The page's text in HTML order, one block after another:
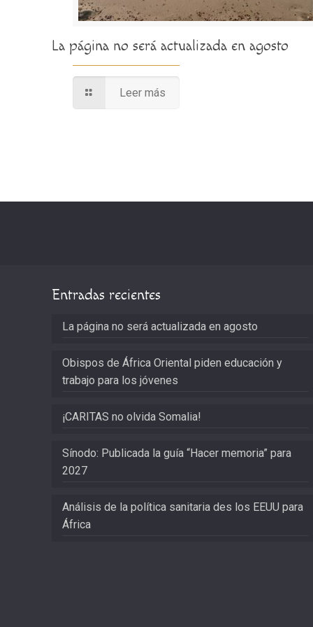
La página no será actualizada en agosto
Leer más
Entradas recientes
La página no será actualizada en agosto
Obispos de África Oriental piden educación y
trabajo para los jóvenes
¡CARITAS no olvida Somalia!
Sínodo: Publicada la guía “Hacer memoria” para
2027
Análisis de la política sanitaria des los EEUU para
África